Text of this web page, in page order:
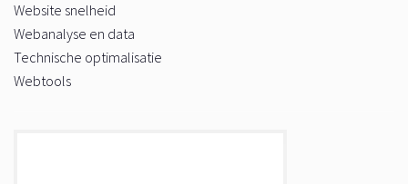
Website snelheid
Webanalyse en data
Technische optimalisatie
Webtools